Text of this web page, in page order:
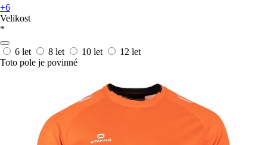
+6
Velikost
*
6 let 8 let 10 let
12 let
Toto pole je povinné